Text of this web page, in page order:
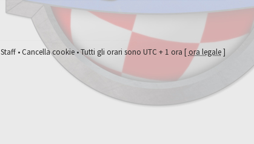
Staff•Cancella cookie• Tutti gli orari sono UTC + 1 ora [ ora legale]